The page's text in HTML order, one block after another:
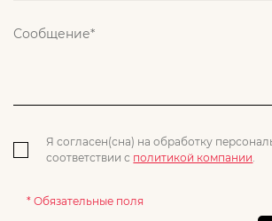
Я согласен(сна) на обработку
соответствии с политикой компании.
* Обязательные поля